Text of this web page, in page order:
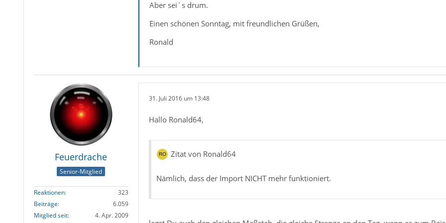
Aber sei´s drum.
Einen schönen Sonntag, mit freundlichen Grüßen,
Ronald
Feuerdrache
Senior-Mitglied
Reaktionen
323
Beiträge
6.059
Mitglied seit
4. Apr. 2009
31. Juli 2016 um 13:48
Hallo Ronald64,
Zitat von Ronald64
Nämlich, dass der Import NICHT mehr funktioniert.